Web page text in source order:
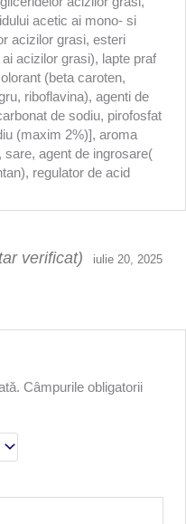
acetic ai mono- si
acizilor grasi, esteri
acizilor grasi), lapte praf
(beta caroten,
riboflavina), agenti de
de sodiu, pirofosfat
(maxim 2%)], aroma
sare, agent de ingrosare(
regulator de acid
verificat) iulie 20, 2025
Câmpurile obligatorii